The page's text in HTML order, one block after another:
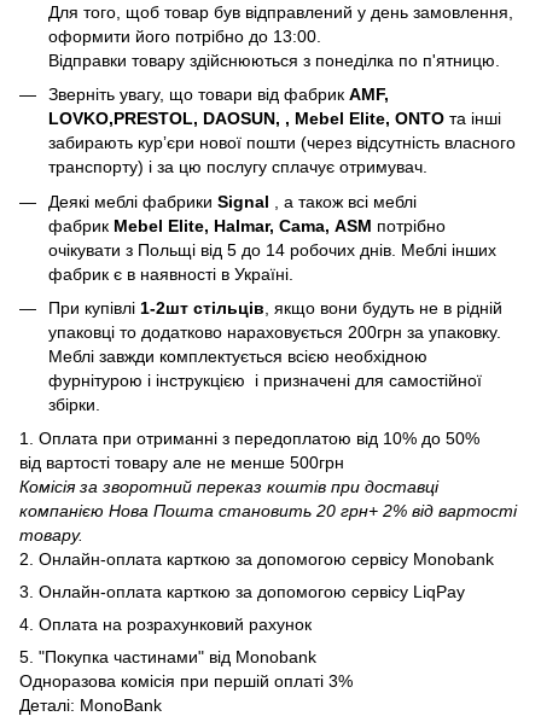
Для того, щоб товар був відправлений у день замовлення,
оформити його потрібно до 13:00.
Відправки товару здійснюються з понеділка по п'ятницю.
Зверніть увагу, що товари від фабрик AMF,
LOVKO,PRESTOL, DAOSUN, , Mebel Elite, ONTO та інші
забирають курʼєри нової пошти (через відсутність власного
транспорту) і за цю послугу сплачує отримувач.
Деякі меблі фабрики Signal , а також всі меблі
фабрик Mebel Elite, Halmar, Cama, ASM потрібно
очікувати з Польщі від 5 до 14 робочих днів. Меблі інших
фабрик є в наявності в Україні.
При купівлі 1-2шт стільців , якщо вони будуть не в рідній
упаковці то додатково нараховується 200грн за упаковку.
Меблі завжди комплектується всією необхідною
фурнітурою і інструкцією і призначені для самостійної
збірки.
1. Оплата при отриманні з передоплатою від 10% до 50%
від вартості товару але не менше 500грн
Комісія за зворотний переказ коштів при доставці
компанією Нова Пошта становить 20 грн+ 2% від вартості
товару.
2. Онлайн-оплата карткою за допомогою сервісу Monobank
3. Онлайн-оплата карткою за допомогою сервісу LiqPay
4. Оплата на розрахунковий рахунок
5. "Покупка частинами" від Monobank
Одноразова комісія при першій оплаті 3%
Деталі: MonoBank